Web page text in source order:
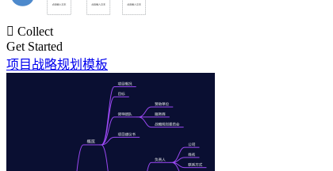
 Collect
Get Started
项目战略规划模板